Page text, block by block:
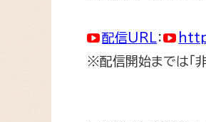
配信URL ：
※配信開始までは「